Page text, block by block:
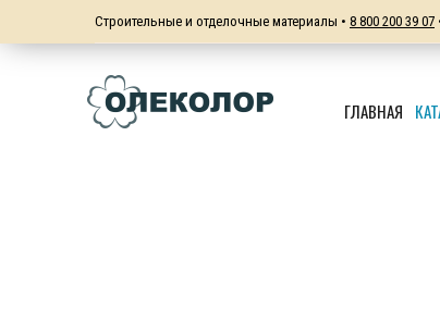
Строительные и отделочные материалы • 8 800 200 39 07
ГЛАВНАЯ